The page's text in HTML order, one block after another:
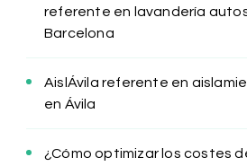
referente en lavandería
Barcelona
AislÁvila referente en
en Ávila
¿Cómo optimizar los costes